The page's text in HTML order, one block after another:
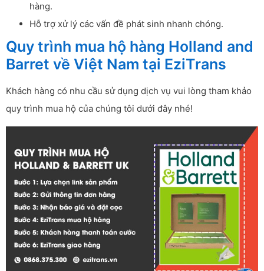
hàng.
Hỗ trợ xử lý các vấn đề phát sinh nhanh chóng.
Quy trình mua hộ hàng Holland and
Barret về Việt Nam tại EziTrans
Khách hàng có nhu cầu sử dụng dịch vụ vui lòng tham khảo
quy trình mua hộ của chúng tôi dưới đây nhé!